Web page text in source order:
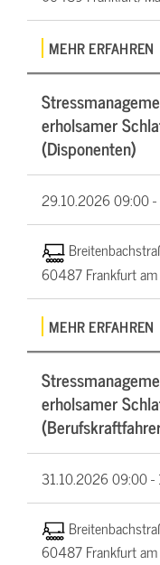
MEHR ERFAHREN
erholsamer
(Disponenten)
29.10.202609:00
60487 Frankfurt am
MEHR ERFAHREN
erholsamer
31.10.202609:00 -
60487 Frankfurt am